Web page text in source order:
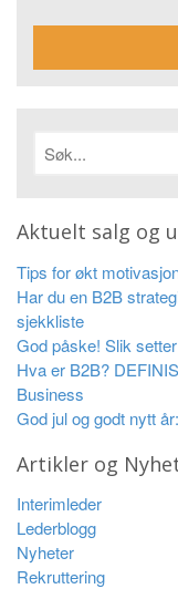
Aktuelt salg og
Tips for økt
Har du en B2B
sjekkliste
God påske! Slik
Hva er B2B?
Business
God jul og godt nytt
Artikler og
Interimleder
Lederblogg
Nyheter
Rekruttering